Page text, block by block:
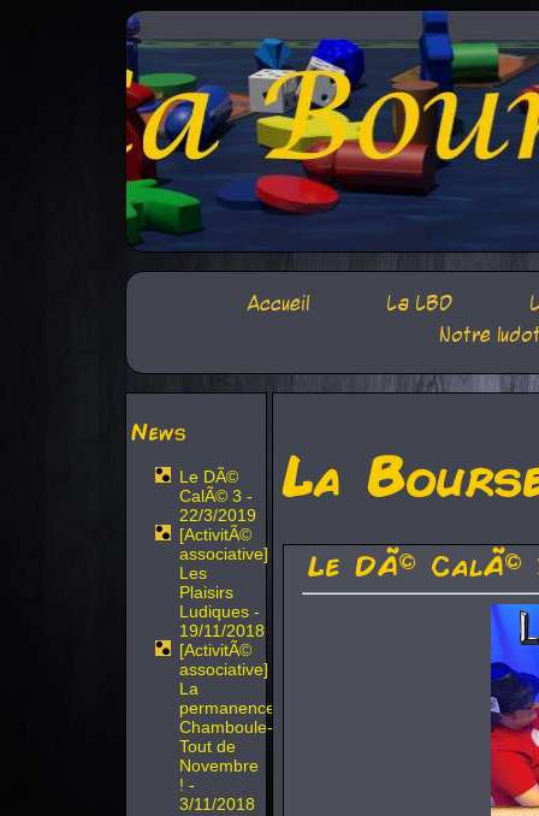
Accueil La LBD
Notre
News
Le DÃ©
CalÃ© 3 -
22/3/2019
[ActivitÃ©
associative]
Les
Plaisirs
Ludiques -
19/11/2018
[ActivitÃ©
associative]
La
permanence
Chamboule-
Tout de
Novembre
! -
3/11/2018
La
Le DÃ© CalÃ©